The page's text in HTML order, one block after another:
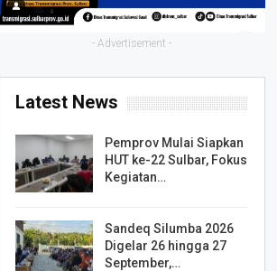
- Advertisement -
Latest News
Pemprov Mulai Siapkan
HUT ke-22 Sulbar, Fokus
Kegiatan…
Sandeq Silumba 2026
Digelar 26 hingga 27
September,…